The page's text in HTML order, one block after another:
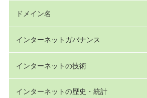
ドメイン名
インターネットガバナンス
インターネットの技術
インターネットの歴史・統計